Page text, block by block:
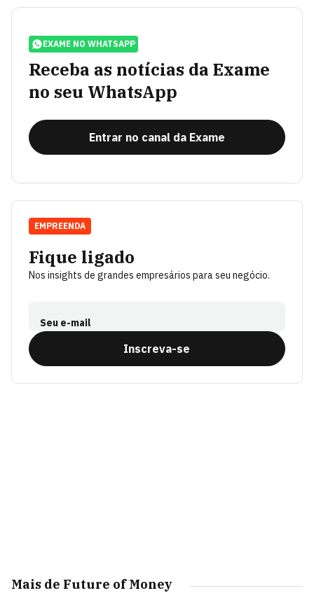
EXAME NO WHATSAPP
Receba as notícias da Exame
no seu WhatsApp
Entrar no canal da Exame
Fique ligado
Nos insights de grandes empresários para seu negócio.
Seu e-mail
Inscreva-se
EMPREENDA
Mais de Future of Money